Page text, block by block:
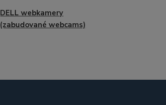
DELL webkamery
(zabudované webcams)